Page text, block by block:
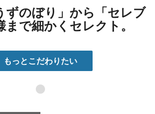
ずのぼり」から「セレブ
で細かくセレクト。
もっとこだわりたい
●